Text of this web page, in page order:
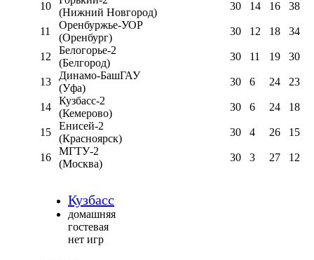
10
(Нижний Новгород)
30 14 16 38
11
Оренбуржье-УОР
(Оренбург)
30 12 18 34
12
Белогорье-2
(Белгород)
30 11 19 30
13
Динамо-БашГАУ
(Уфа)
30 6 24 23
14
Кузбасс-2
(Кемерово)
30 6 24 18
15
Енисей-2
(Красноярск)
30 4 26 15
16
МГТУ-2
(Москва)
30 3 27 12
Кузбасс
домашняя
гостевая
нет игр